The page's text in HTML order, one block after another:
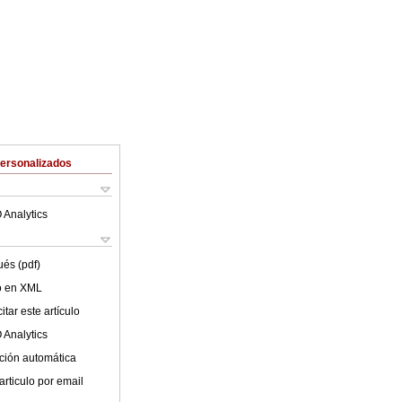
Analytics
(pdf)
en XML
este artículo
Analytics
automática
por email